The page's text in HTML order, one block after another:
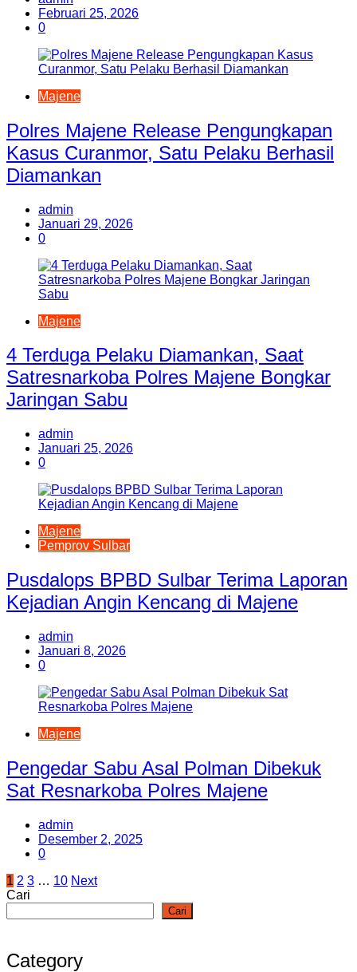
Februari 25, 2026
0
Majene
Polres Majene Release Pengungkapan
Kasus Curanmor, Satu Pelaku Berhasil
Diamankan
admin
Januari 29, 2026
0
Majene
4 Terduga Pelaku Diamankan, Saat
Satresnarkoba Polres Majene Bongkar
Jaringan Sabu
admin
Januari 25, 2026
0
Majene
Pemprov Sulbar
Pusdalops BPBD Sulbar Terima Laporan
Kejadian Angin Kencang di Majene
admin
Januari 8, 2026
0
Majene
Pengedar Sabu Asal Polman Dibekuk
Sat Resnarkoba Polres Majene
admin
Desember 2, 2025
0
Paginasi
pos
1 2 3 … 10 Next
Cari
Cari
Category